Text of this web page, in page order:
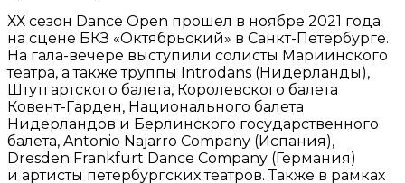
ХХ сезон Dance Open прошел в ноябре 2021 года
на сцене БКЗ «Октябрьский» в Санкт-Петербурге.
На гала-вечере выступили солисты Мариинского
театра, а также труппы Introdans (Нидерланды),
Штутгартского балета, Королевского балета
Ковент-Гарден, Национального балета
Нидерландов и Берлинского государственного
балета, Antonio Najarro Company (Испания),
Dresden Frankfurt Dance Company (Германия)
и артисты петербургских театров. Также в рамках